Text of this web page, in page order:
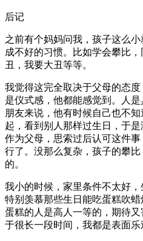
后记
之前有个妈妈问我，孩子这么
成不好的习惯。比如学会攀比
丑，我要大丑等等。
我觉得这完全取决于父母的态
是仪式感，他都能感觉到。人
朋友来说，他有时候自己也不
起，看到别人那样过生日，于
作为父母，思索过后认可这件
行了。没那么复杂，孩子的攀
的。
我小的时候，家里条件不太好，
特别羡慕那些生日能吃蛋糕吹
蛋糕的人是高人一等的，期待
于很长一段时间，我都是表面乐